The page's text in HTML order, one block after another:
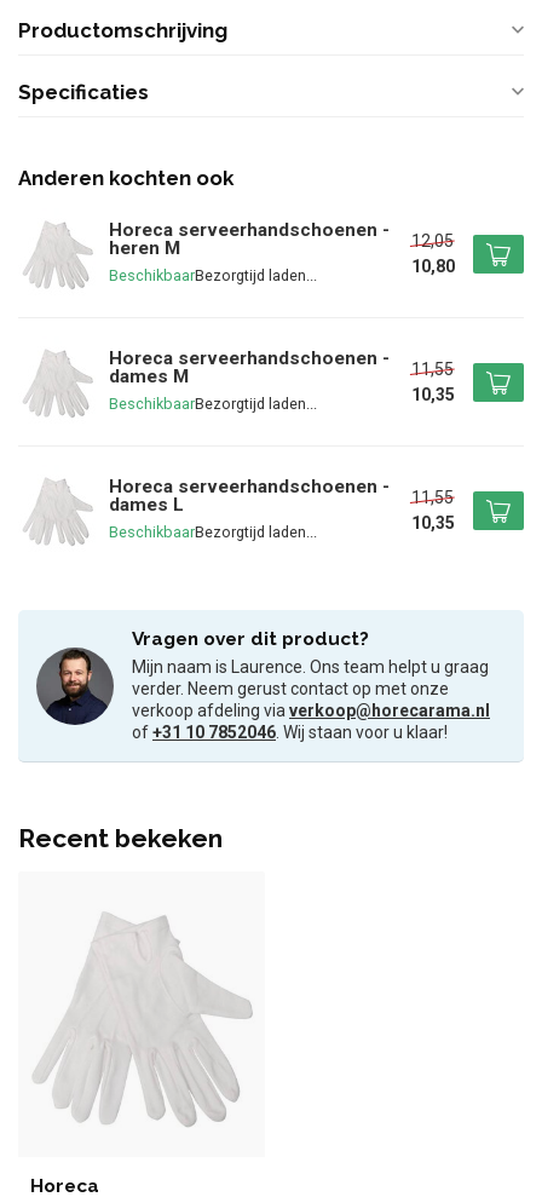
Productomschrijving
Specificaties
Anderen kochten ook
Horeca serveerhandschoenen -
heren M
Beschikbaar
12,05
10,80
Horeca serveerhandschoenen -
dames M
Beschikbaar
11,55
10,35
Horeca serveerhandschoenen -
dames L
Beschikbaar
11,55
10,35
Vragen over dit product?
Mijn naam is Laurence. Ons team helpt u graag
verder. Neem gerust contact op met onze
verkoop afdeling viaverkoop@horecarama.nl
of+31 10 7852046. Wij staan voor u klaar!
Recent bekeken
Horeca